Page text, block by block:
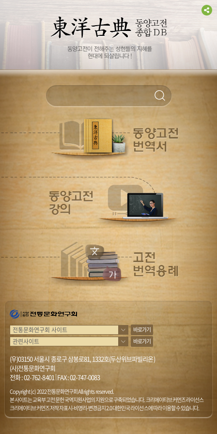
바로가기
바로가기
(우)03150 서울시 종로구 삼봉로81, 1332호(두산위브파빌리온)
(사)전통문화연구회
전화 :02-762-8401|FAX : 02-747-0083
Copyright (c) 2022 전통문화연구회 All rights reserved.
본 사이트는 교육부 고전문헌 국역지원사업의 지원으로 구축되었습니다. 크리에이티브 커먼즈 라이선스
크리에이티브 커먼즈 저작자표시-비영리-변경금지 2.0 대한민국 라이선스에 따라 이용할 수 있습니다.